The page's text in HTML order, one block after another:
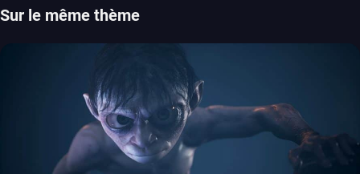
Sur le même thème